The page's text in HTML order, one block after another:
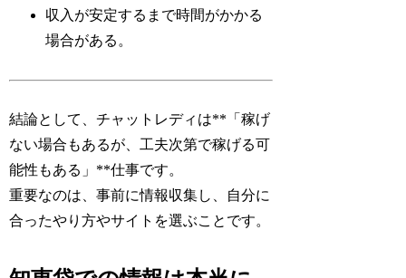
収入が安定するまで時間がかかる
場合がある。
結論として、チャットレディは**「稼げ
ない場合もあるが、工夫次第で稼げる可
能性もある」**仕事です。
重要なのは、事前に情報収集し、自分に
合ったやり方やサイトを選ぶことです。